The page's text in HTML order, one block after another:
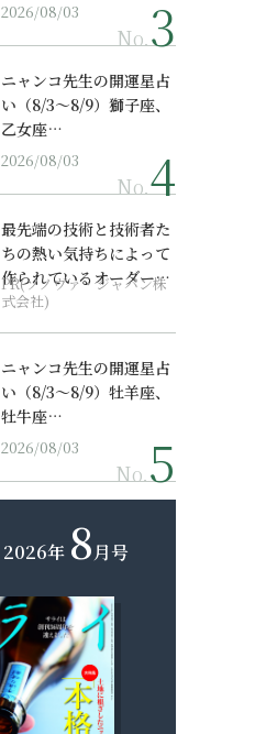
2026/08/03
No.
ニャンコ先生の開運星占
い（8/3～8/9）獅子座、
乙女座…
2026/08/03
No.
最先端の技術と技術者た
ちの熱い気持ちによって
作られているオーダーメ
イド補聴器
PR(ソノヴァ・ジャパン株
式会社)
ニャンコ先生の開運星占
い（8/3～8/9）牡羊座、
牡牛座…
2026/08/03
No.
2026年 8月号